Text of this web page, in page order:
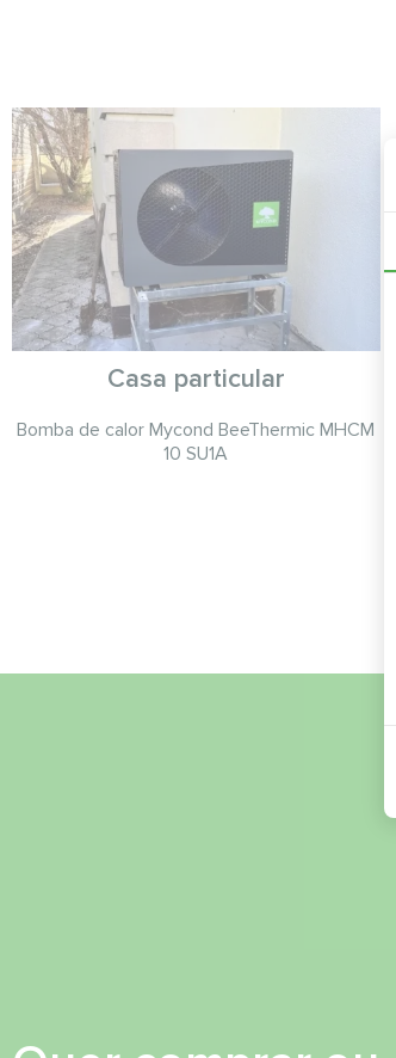
Casa particular
Bomba de calor Mycond BeeThermic MHCM
10 SU1A